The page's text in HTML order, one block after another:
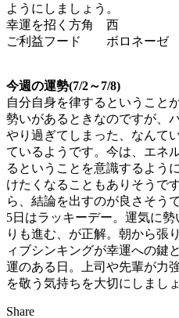
ようにしましょう。
幸運を招く方角 西
ご利益フード ボロネーゼ
今週の運勢(7/2～7/8)
自分自身を律するということ
勢いがあるときなのですが、
やり過ぎてしまった、なんて
ているようです。今は、エネ
るということを意識するよう
けたくなることもありそうで
ら、結論を出すのが良さそうで
5日はラッキーデー。運気に
りも進む、が正解。朝から張
ィブシンキングが幸運への鍵
運のある日。上司や先輩が力
を敬う気持ちを大切にしましょ
Share